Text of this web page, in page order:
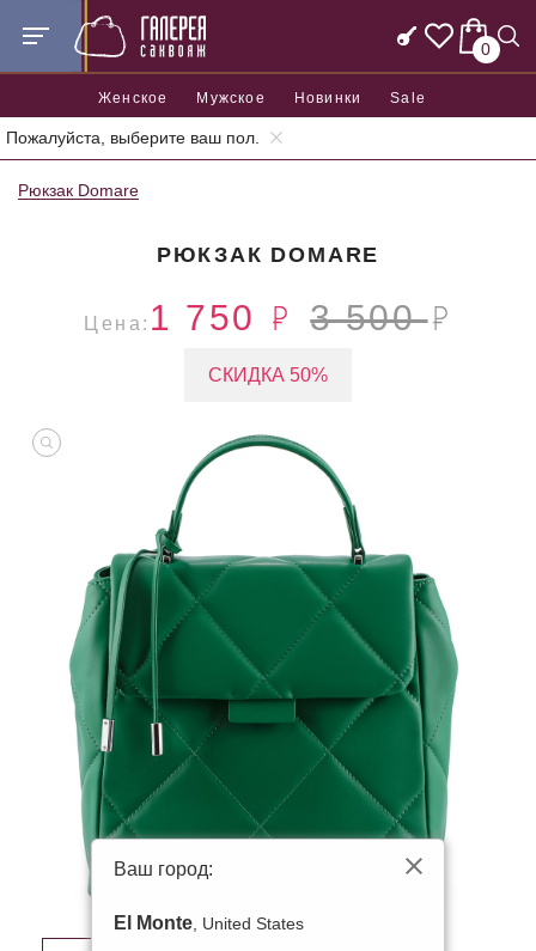
0
Женское Мужское Новинки Sale
Пожалуйста, выберите ваш пол.
Главная Женские сумки Женские рюкзаки
Рюкзак Domare
РЮКЗАК DOMARE
Цена: 1 750 3 500
СКИДКА 50%
Ваш город:
El Monte, United States